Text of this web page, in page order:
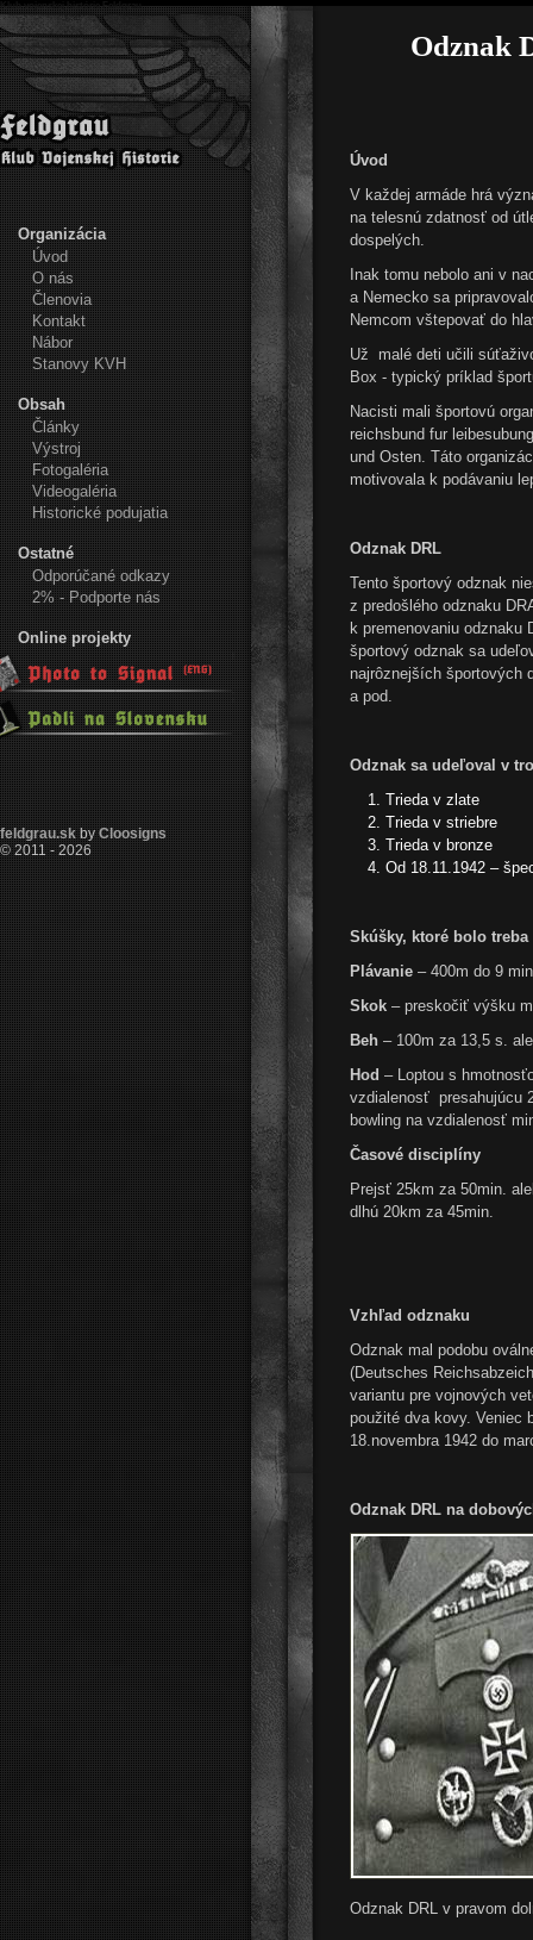
Klub vojenskej histórie Feldgrau
Organizácia
Úvod
O nás
Členovia
Kontakt
Nábor
Stanovy KVH
Obsah
Články
Výstroj
Fotogaléria
Videogaléria
Historické podujatia
Ostatné
Odporúčané odkazy
2% - Podporte nás
Online projekty
feldgrau.skbyCloosigns
© 2011 - 2026
Odznak
Úvod
V každej armáde hrá
na telesnú zdatnosť od
dospelých.
Inak tomu nebolo ani v
a Nemecko sa
Nemcom vštepovať do
Už malé deti učili
Box - typický príklad
Nacisti mali športovú
reichsbund fur
und Osten. Táto
motivovala k podávaniu
Odznak DRL
Tento športový odznak
z predošlého odznaku
k premenovaniu odznaku
športový odznak sa
najrôznejších športových
a
Odznak sa udeľoval v
Trieda v zlate
Trieda v striebre
Trieda v bronze
Od 18.11.1942 –
Skúšky, ktoré bolo
Plávanie – 400m do 9
Skok – preskočiť výšku
Beh – 100m za 13,5 s.
Hod – Loptou s
vzdialenosť presahujúcu
bowling na vzdialenosť
Časové disciplíny
Prejsť 25km za 50min.
dlhú 20km za 45min.
Vzhľad odznaku
Odznak mal podobu
(Deutsches
variantu pre vojnových
použité dva kovy. Veniec
18.novembra 1942 do
Odznak DRL na
Odznak DRL v pravom